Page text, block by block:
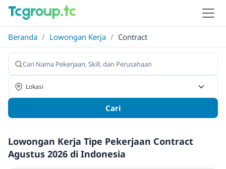
Beranda / Lowongan Kerja / Contract
Cari
Lowongan Kerja Tipe Pekerjaan Contract
Agustus 2026 di Indonesia